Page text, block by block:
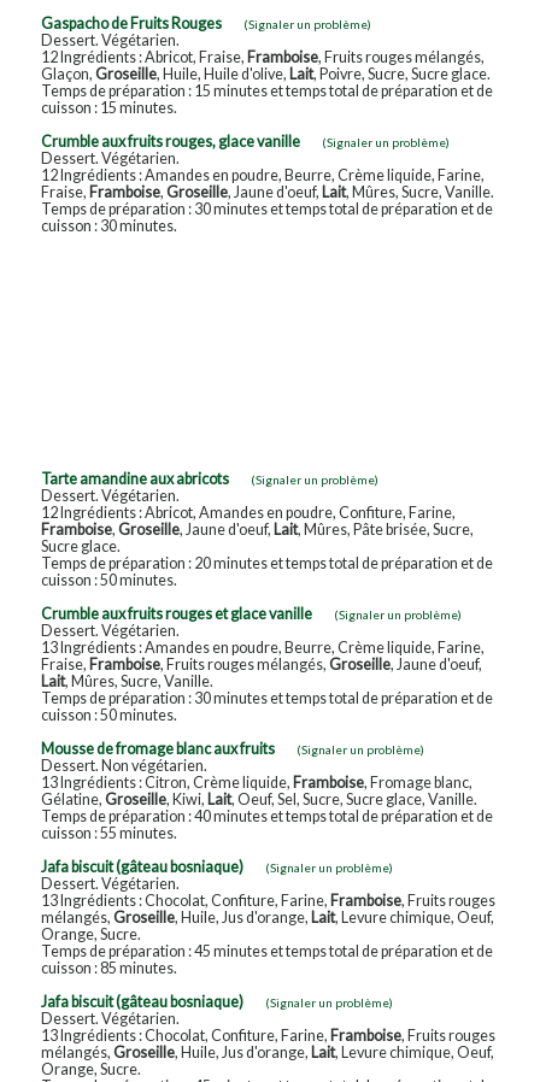
Gaspacho de Fruits Rouges
(Signaler un problème)
Dessert. Végétarien.
12 Ingrédients : Abricot, Fraise, Framboise, Fruits rouges mélangés,
Glaçon, Groseille, Huile, Huile d'olive, Lait, Poivre, Sucre, Sucre glace.
Temps de préparation : 15 minutes et temps total de préparation et de
cuisson : 15 minutes.
Crumble aux fruits rouges, glace vanille
(Signaler un problème)
Dessert. Végétarien.
12 Ingrédients : Amandes en poudre, Beurre, Crème liquide, Farine,
Fraise, Framboise, Groseille, Jaune d'oeuf, Lait, Mûres, Sucre, Vanille.
Temps de préparation : 30 minutes et temps total de préparation et de
cuisson : 30 minutes.
Tarte amandine aux abricots (Signaler un problème)
Dessert. Végétarien.
12 Ingrédients : Abricot, Amandes en poudre, Confiture, Farine,
Framboise, Groseille, Jaune d'oeuf, Lait, Mûres, Pâte brisée, Sucre,
Sucre glace.
Temps de préparation : 20 minutes et temps total de préparation et de
cuisson : 50 minutes.
Crumble aux fruits rouges et glace vanille
(Signaler un problème)
Dessert. Végétarien.
13 Ingrédients : Amandes en poudre, Beurre, Crème liquide, Farine,
Fraise, Framboise, Fruits rouges mélangés, Groseille, Jaune d'oeuf,
Lait, Mûres, Sucre, Vanille.
Temps de préparation : 30 minutes et temps total de préparation et de
cuisson : 50 minutes.
Mousse de fromage blanc aux fruits
(Signaler un problème)
Dessert. Non végétarien.
13 Ingrédients : Citron, Crème liquide, Framboise, Fromage blanc,
Gélatine, Groseille, Kiwi, Lait, Oeuf, Sel, Sucre, Sucre glace, Vanille.
Temps de préparation : 40 minutes et temps total de préparation et de
cuisson : 55 minutes.
Jafa biscuit (gâteau bosniaque)
(Signaler un problème)
Dessert. Végétarien.
13 Ingrédients : Chocolat, Confiture, Farine, Framboise, Fruits rouges
mélangés, Groseille, Huile, Jus d'orange, Lait, Levure chimique, Oeuf,
Orange, Sucre.
Temps de préparation : 45 minutes et temps total de préparation et de
cuisson : 85 minutes.
Jafa biscuit (gâteau bosniaque)
(Signaler un problème)
Dessert. Végétarien.
13 Ingrédients : Chocolat, Confiture, Farine, Framboise, Fruits rouges
mélangés, Groseille, Huile, Jus d'orange, Lait, Levure chimique, Oeuf,
Orange, Sucre.